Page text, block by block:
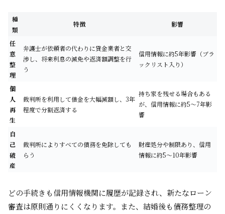
種
類
特徴 影響
任
意
整
理
弁護士が依頼者の代わりに貸金業者と交
渉し、将来利息の減免や返済額調整を行
う
信用情報に約5年影響（ブラ
ックリスト入り）
個
人
再
生
裁判所を利用して借金を大幅減額し、3年
程度で分割返済する
持ち家を残せる場合もある
が、信用情報に約5〜7年影
響
自
己
破
産
裁判所によりすべての債務を免除しても
らう
財産処分や制限あり、信用
情報に約5〜10年影響
どの手続きも信用情報機関に履歴が記録され、新たなローン
審査は原則通りにくくなります。また、結婚後も債務整理の